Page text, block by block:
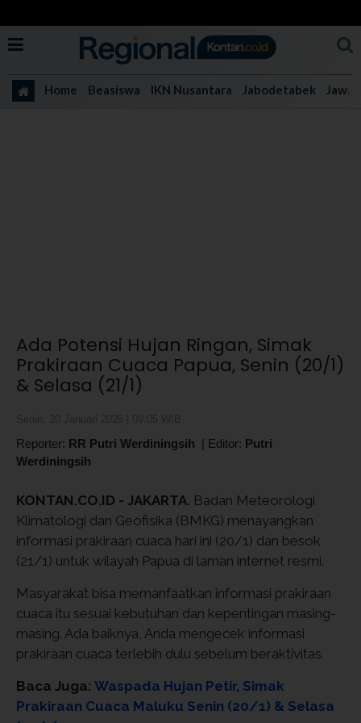
Home Beasiswa IKN Nusantara Jabodetabek Jawa
Ada Potensi Hujan Ringan, Simak
Prakiraan Cuaca Papua, Senin (20/1)
& Selasa (21/1)
Reporter: RR Putri Werdiningsih | Editor: Putri
Werdiningsih
KONTAN.CO.ID - JAKARTA. Badan Meteorologi
Klimatologi dan Geofisika (BMKG) menayangkan
informasi prakiraan cuaca hari ini (20/1) dan besok
(21/1) untuk wilayah Papua di laman internet resmi.
Masyarakat bisa memanfaatkan informasi prakiraan
cuaca itu sesuai kebutuhan dan kepentingan masing-
masing. Ada baiknya, Anda mengecek informasi
prakiraan cuaca terlebih dulu sebelum beraktivitas.
Baca Juga: Waspada Hujan Petir, Simak
Prakiraan Cuaca Maluku Senin (20/1) & Selasa